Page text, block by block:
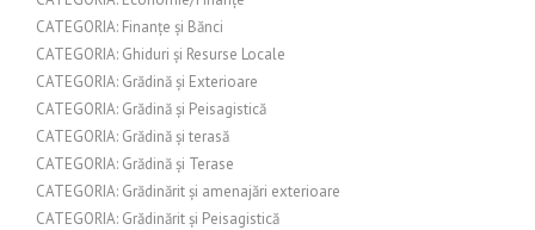
CATEGORIA: Finanțe și Bănci
CATEGORIA: Ghiduri și Resurse Locale
CATEGORIA: Grădină și Exterioare
CATEGORIA: Grădină și Peisagistică
CATEGORIA: Grădină și terasă
CATEGORIA: Grădină și Terase
CATEGORIA: Grădinărit și amenajări exterioare
CATEGORIA: Grădinărit și Peisagistică